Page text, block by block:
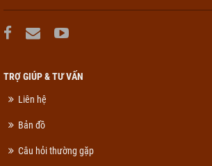
TRỢ GIÚP & TƯ VẤN
Liên hệ
Bản đồ
Câu hỏi thường gặp